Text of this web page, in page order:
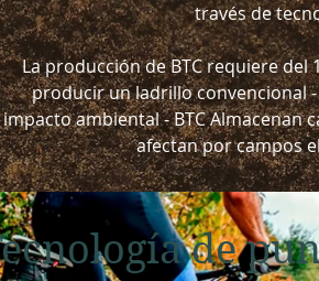
través de
La producción de BTC requiere del
producir un ladrillo convencional -
impacto ambiental - BTC Almacenan
afectan por campos
de